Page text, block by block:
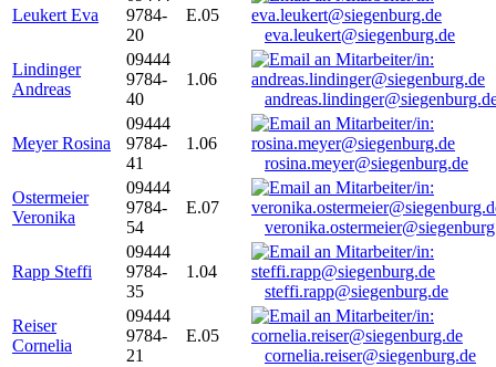
Leukert Eva
9784-
20
E.05
eva.leukert@siegenburg.de
Lindinger
Andreas
09444
9784-
40
1.06
Meyer Rosina
09444
9784-
41
1.06
rosina.meyer@siegenburg.de
Ostermeier
Veronika
09444
9784-
54
E.07
Rapp Steffi
09444
9784-
35
1.04
steffi.rapp@siegenburg.de
Reiser
Cornelia
09444
9784-
21
E.05
cornelia.reiser@siegenburg.de